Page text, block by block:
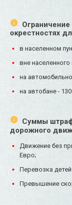
окрестностях
в населенном
вне населенного
на
на автобане -
Суммы
дорожного
Движение без
Евро;
Перевозка
Превышение